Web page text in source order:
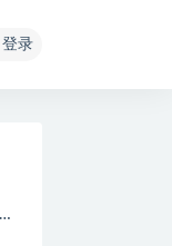
登录